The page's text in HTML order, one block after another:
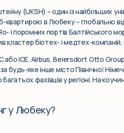
(UKSH) – один із найбільших
в Любеку – глобально
і поромних портів Балтійського
кластер біотех- і медтех-
або ICE. Airbus, Beiersdorf, Otto
будь-яке інше місто Північної
фахівців у регіоні. На
у Любеку?